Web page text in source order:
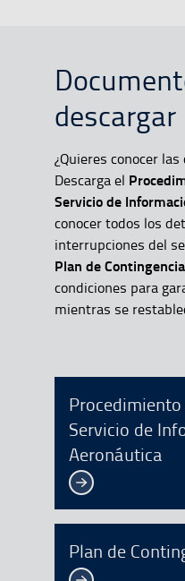
descargar
¿Quieres conocer
Descarga el
Servicio de
conocer todos los
interrupciones del
Plan de
condiciones para
mientras se
Servicio de
Aeronáutica
Plan de